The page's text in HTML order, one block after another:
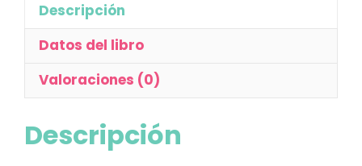
Descripción
Datos del libro
Valoraciones (0)
Descripción